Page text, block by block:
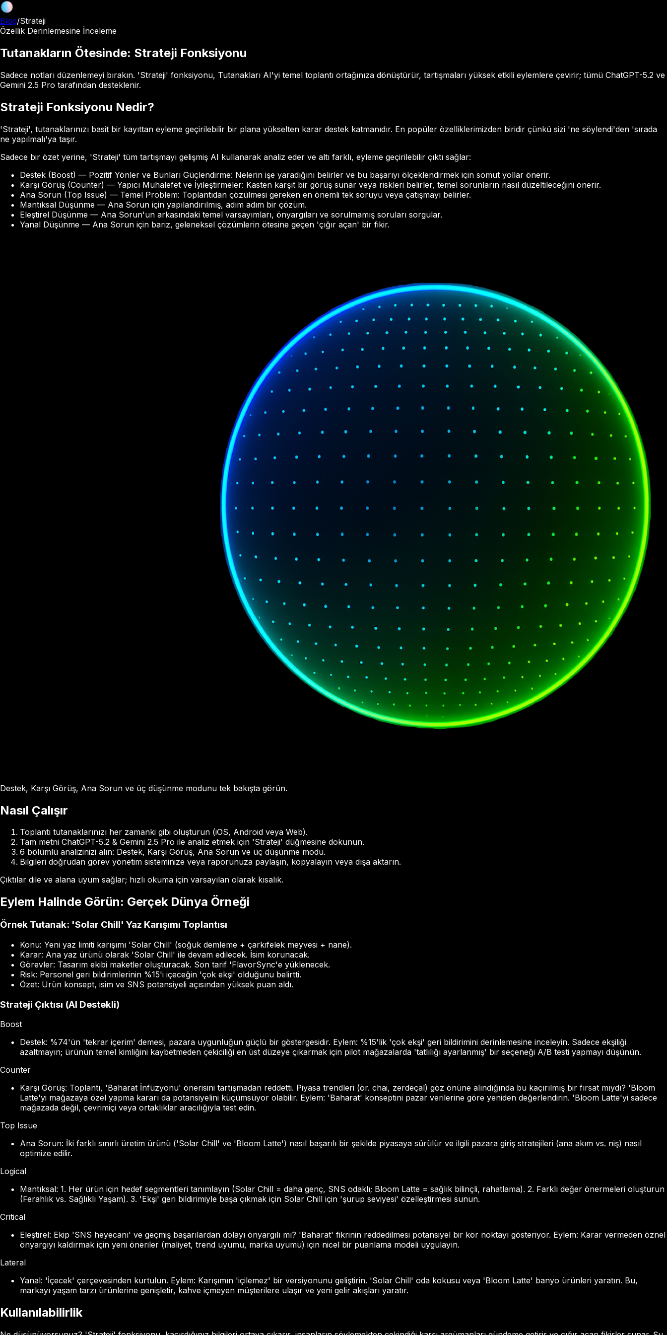
Blog/Strateji
Özellik Derinlemesine İnceleme
Tutanakların Ötesinde: Strateji Fonksiyonu
Sadece notları düzenlemeyi bırakın. 'Strateji' fonksiyonu, Tutanakları AI'yi temel toplantı ortağınıza dönüştürür, tartışmaları yüksek etkili eylemlere çevirir; tümü ChatGPT-5.2 ve
Gemini 2.5 Pro tarafından desteklenir.
Strateji Fonksiyonu Nedir?
'Strateji', tutanaklarınızı basit bir kayıttan eyleme geçirilebilir bir plana yükselten karar destek katmanıdır. En popüler özelliklerimizden biridir çünkü sizi 'ne söylendi'den 'sırada
ne yapılmalı'ya taşır.
Sadece bir özet yerine, 'Strateji' tüm tartışmayı gelişmiş AI kullanarak analiz eder ve altı farklı, eyleme geçirilebilir çıktı sağlar:
Destek (Boost) — Pozitif Yönler ve Bunları Güçlendirme: Nelerin işe yaradığını belirler ve bu başarıyı ölçeklendirmek için somut yollar önerir.
Karşı Görüş (Counter) — Yapıcı Muhalefet ve İyileştirmeler: Kasten karşıt bir görüş sunar veya riskleri belirler, temel sorunların nasıl düzeltileceğini önerir.
Ana Sorun (Top Issue) — Temel Problem: Toplantıdan çözülmesi gereken en önemli tek soruyu veya çatışmayı belirler.
Mantıksal Düşünme — Ana Sorun için yapılandırılmış, adım adım bir çözüm.
Eleştirel Düşünme — Ana Sorun'un arkasındaki temel varsayımları, önyargıları ve sorulmamış soruları sorgular.
Yanal Düşünme — Ana Sorun için bariz, geleneksel çözümlerin ötesine geçen 'çığır açan' bir fikir.
Destek, Karşı Görüş, Ana Sorun ve üç düşünme modunu tek bakışta görün.
Nasıl Çalışır
Toplantı tutanaklarınızı her zamanki gibi oluşturun (iOS, Android veya Web).
Tam metni ChatGPT-5.2 & Gemini 2.5 Pro ile analiz etmek için 'Strateji' düğmesine dokunun.
6 bölümlü analizinizi alın: Destek, Karşı Görüş, Ana Sorun ve üç düşünme modu.
Bilgileri doğrudan görev yönetim sisteminize veya raporunuza paylaşın, kopyalayın veya dışa aktarın.
Çıktılar dile ve alana uyum sağlar; hızlı okuma için varsayılan olarak kısalık.
Eylem Halinde Görün: Gerçek Dünya Örneği
Örnek Tutanak: 'Solar Chill' Yaz Karışımı Toplantısı
Konu: Yeni yaz limiti karışımı 'Solar Chill' (soğuk demleme + çarkıfelek meyvesi + nane).
Karar: Ana yaz ürünü olarak 'Solar Chill' ile devam edilecek. İsim korunacak.
Görevler: Tasarım ekibi maketler oluşturacak. Son tarif 'FlavorSync'e yüklenecek.
Risk: Personel geri bildirimlerinin %15'i içeceğin 'çok ekşi' olduğunu belirtti.
Özet: Ürün konsept, isim ve SNS potansiyeli açısından yüksek puan aldı.
Strateji Çıktısı (AI Destekli)
Boost
Destek: %74'ün 'tekrar içerim' demesi, pazara uygunluğun güçlü bir göstergesidir. Eylem: %15'lik 'çok ekşi' geri bildirimini derinlemesine inceleyin. Sadece ekşiliği
azaltmayın; ürünün temel kimliğini kaybetmeden çekiciliği en üst düzeye çıkarmak için pilot mağazalarda 'tatlılığı ayarlanmış' bir seçeneği A/B testi yapmayı düşünün.
Counter
Karşı Görüş: Toplantı, 'Baharat İnfüzyonu' önerisini tartışmadan reddetti. Piyasa trendleri (ör. chai, zerdeçal) göz önüne alındığında bu kaçırılmış bir fırsat mıydı? 'Bloom
Latte'yi mağazaya özel yapma kararı da potansiyelini küçümsüyor olabilir. Eylem: 'Baharat' konseptini pazar verilerine göre yeniden değerlendirin. 'Bloom Latte'yi sadece
mağazada değil, çevrimiçi veya ortaklıklar aracılığıyla test edin.
Top Issue
Ana Sorun: İki farklı sınırlı üretim ürünü ('Solar Chill' ve 'Bloom Latte') nasıl başarılı bir şekilde piyasaya sürülür ve ilgili pazara giriş stratejileri (ana akım vs. niş) nasıl
optimize edilir.
Logical
Mantıksal: 1. Her ürün için hedef segmentleri tanımlayın (Solar Chill = daha genç, SNS odaklı; Bloom Latte = sağlık bilinçli, rahatlama). 2. Farklı değer önermeleri oluşturun
(Ferahlık vs. Sağlıklı Yaşam). 3. 'Ekşi' geri bildirimiyle başa çıkmak için Solar Chill için 'şurup seviyesi' özelleştirmesi sunun.
Critical
Eleştirel: Ekip 'SNS heyecanı' ve geçmiş başarılardan dolayı önyargılı mı? 'Baharat' fikrinin reddedilmesi potansiyel bir kör noktayı gösteriyor. Eylem: Karar vermeden öznel
önyargıyı kaldırmak için yeni öneriler (maliyet, trend uyumu, marka uyumu) için nicel bir puanlama modeli uygulayın.
Lateral
Yanal: 'İçecek' çerçevesinden kurtulun. Eylem: Karışımın 'içilemez' bir versiyonunu geliştirin. 'Solar Chill' oda kokusu veya 'Bloom Latte' banyo ürünleri yaratın. Bu,
markayı yaşam tarzı ürünlerine genişletir, kahve içmeyen müşterilere ulaşır ve yeni gelir akışları yaratır.
Kullanılabilirlik